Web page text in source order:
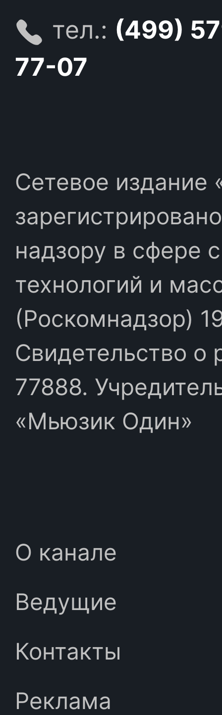
тел.: (499)
77-07
Сетевое издание
надзору в сфере
технологий и
(Роскомнадзор)
Свидетельство
77888.
«Мьюзик Один»
О канале
Ведущие
Контакты
Реклама